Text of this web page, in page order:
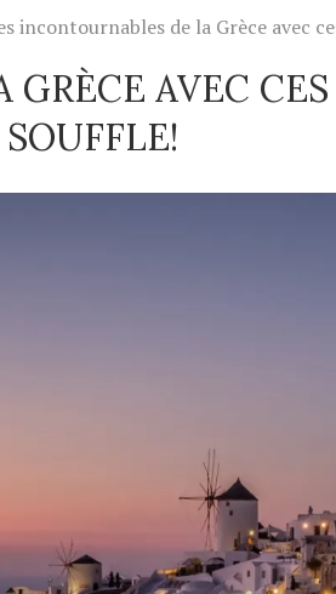
incontournables de la Grèce avec
AVEC
SOUFFLE!